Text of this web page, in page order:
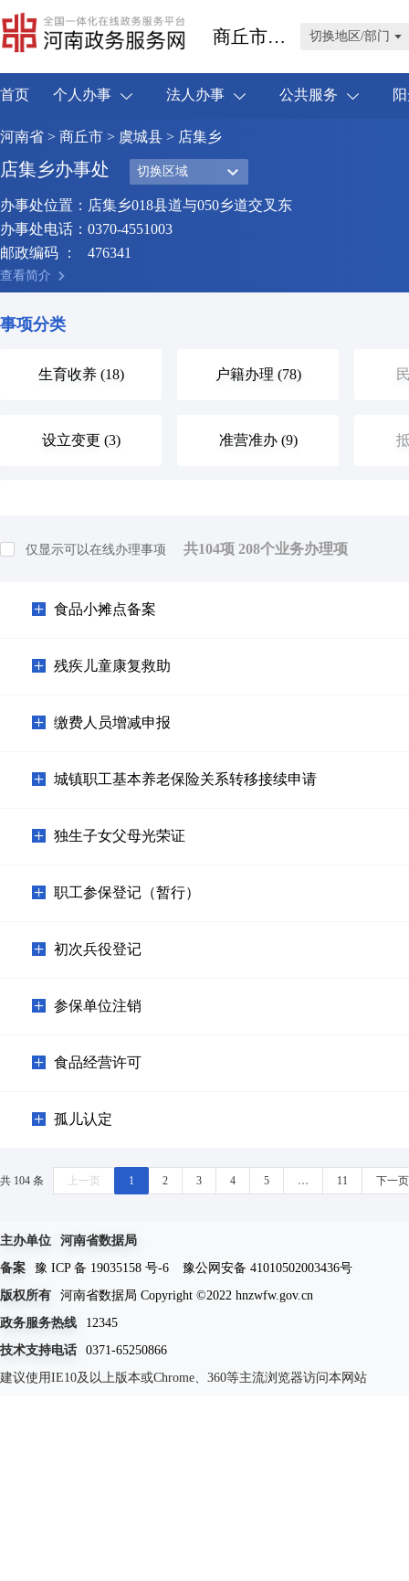
商丘市虞城县 切换地区/部门
首页 个人办事 法人办事 公共服务
河南省 > 商丘市 > 虞城县 > 店集乡
店集乡办事处 切换区域
办事处位置： 店集乡018县道与050乡道交叉东
办事处电话： 0370-4551003
邮政编码 ：
476341
查看简介
事项分类
生育收养 (18) 户籍办理 (78)
设立变更 (3) 准营准办 (9)
仅显示可以在线办理事项 共104项 208个业务办理项
食品小摊点备案
残疾儿童康复救助
缴费人员增减申报
城镇职工基本养老保险关系转移接续申请
独生子女父母光荣证
职工参保登记（暂行）
初次兵役登记
参保单位注销
食品经营许可
孤儿认定
共 104 条 上一页 1 2 3 4 5 … 11 下一页
主办单位
河南省数据局
备案
豫 ICP 备 19035158 号-6
豫公网安备 41010502003436号
版权所有
河南省数据局 Copyright ©2022 hnzwfw.gov.cn
政务服务热线
12345
技术支持电话
0371-65250866
建议使用IE10及以上版本或Chrome、360等主流浏览器访问本网站